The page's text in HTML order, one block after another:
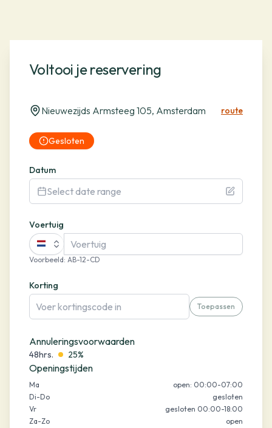
Voltooi je reservering
Nieuwezijds Armsteeg 105, Amsterdam route
Gesloten
Datum
Select date range
Voertuig
Voorbeeld: AB-12-CD
Korting
Toepassen
Annuleringsvoorwaarden
48hrs. 25%
Openingstijden
Ma
open: 00:00-07:00
Di-Do
gesloten
Vr
gesloten 00:00-18:00
Za-Zo
open